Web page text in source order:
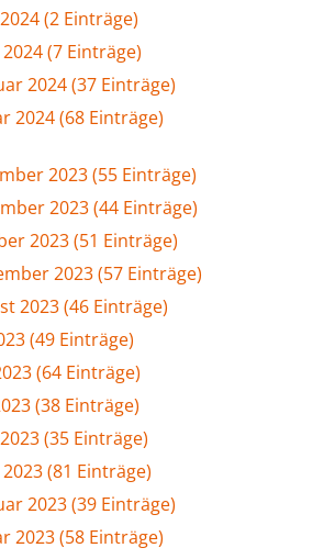
(2 Einträge)
(7 Einträge)
2024 (37 Einträge)
2024 (68 Einträge)
2023 (55 Einträge)
2023 (44 Einträge)
2023 (51 Einträge)
2023 (57 Einträge)
2023 (46 Einträge)
(49 Einträge)
(64 Einträge)
(38 Einträge)
(35 Einträge)
(81 Einträge)
2023 (39 Einträge)
2023 (58 Einträge)